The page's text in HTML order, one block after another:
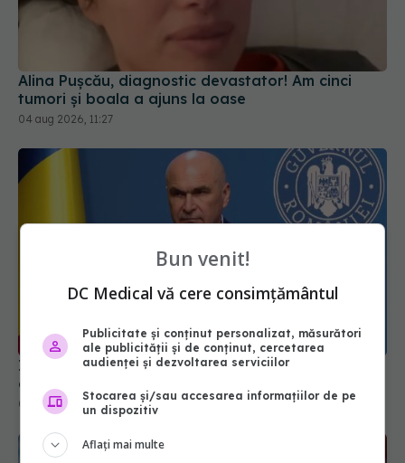
Alina Pușcău, diagnostic devastator! Am cinci
tumori și boala a ajuns la oase
Ilie Bolojan, anunț despre spitale în contextul
06 aug 2026, 15:24
Bun venit!
DC Medical vă cere consimțământul
Publicitate și conținut personalizat, măsurători
ale publicității și de conținut, cercetarea
audienței și dezvoltarea serviciilor
Stocarea și/sau accesarea informațiilor de pe
un dispozitiv
Aflați mai multe